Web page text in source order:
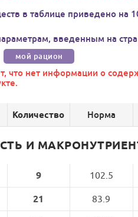
в таблице приведено на
введенным на
мой рацион
что нет информации о
Количество Норма
И
9 102.5
21 83.9